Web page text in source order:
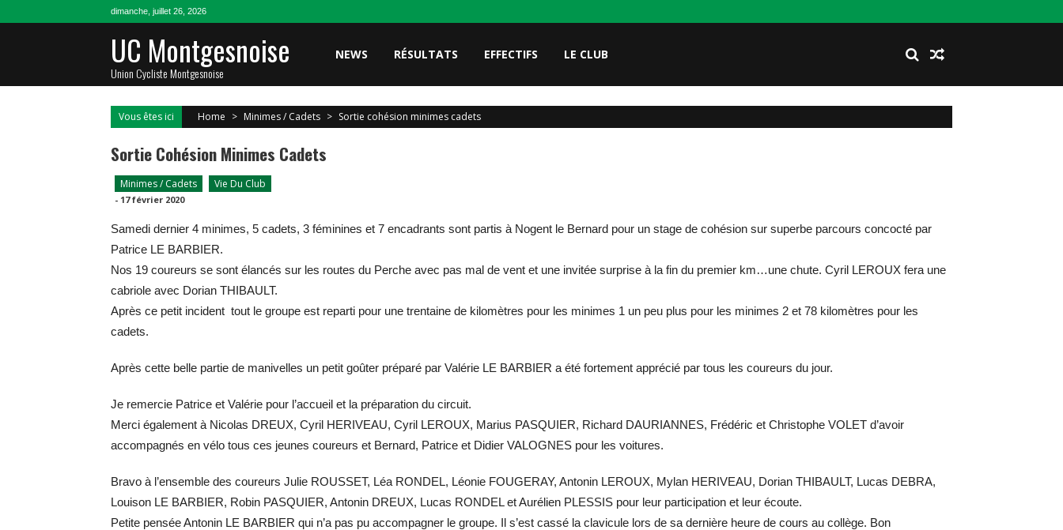
dimanche, juillet 26, 2026
UC Montgesnoise
Union Cycliste Montgesnoise
NEWS RÉSULTATS EFFECTIFS LE CLUB
Vous êtes ici Home > Minimes / Cadets > Sortie cohésion minimes cadets
Sortie Cohésion Minimes Cadets
Minimes / Cadets Vie Du Club
- 17 février 2020
Samedi dernier 4 minimes, 5 cadets, 3 féminines et 7 encadrants sont partis à Nogent le Bernard pour un stage de cohésion sur superbe parcours concocté par
Patrice LE BARBIER.
Nos 19 coureurs se sont élancés sur les routes du Perche avec pas mal de vent et une invitée surprise à la fin du premier km…une chute. Cyril LEROUX fera une
cabriole avec Dorian THIBAULT.
Après ce petit incident tout le groupe est reparti pour une trentaine de kilomètres pour les minimes 1 un peu plus pour les minimes 2 et 78 kilomètres pour les
cadets.
Après cette belle partie de manivelles un petit goûter préparé par Valérie LE BARBIER a été fortement apprécié par tous les coureurs du jour.
Je remercie Patrice et Valérie pour l’accueil et la préparation du circuit.
Merci également à Nicolas DREUX, Cyril HERIVEAU, Cyril LEROUX, Marius PASQUIER, Richard DAURIANNES, Frédéric et Christophe VOLET d’avoir
accompagnés en vélo tous ces jeunes coureurs et Bernard, Patrice et Didier VALOGNES pour les voitures.
Bravo à l’ensemble des coureurs Julie ROUSSET, Léa RONDEL, Léonie FOUGERAY, Antonin LEROUX, Mylan HERIVEAU, Dorian THIBAULT, Lucas DEBRA,
Louison LE BARBIER, Robin PASQUIER, Antonin DREUX, Lucas RONDEL et Aurélien PLESSIS pour leur participation et leur écoute.
Petite pensée Antonin LE BARBIER qui n’a pas pu accompagner le groupe. Il s’est cassé la clavicule lors de sa dernière heure de cours au collège. Bon